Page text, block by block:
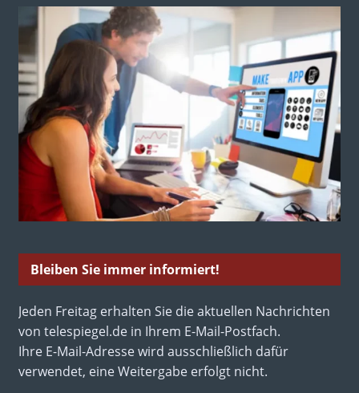
Bleiben Sie immer informiert!
Jeden Freitag erhalten Sie die aktuellen Nachrichten
von telespiegel.de in Ihrem E-Mail-Postfach.
Ihre E-Mail-Adresse wird ausschließlich dafür
verwendet, eine Weitergabe erfolgt nicht.